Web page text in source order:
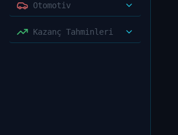
Otomotiv
Kazanç Tahminleri